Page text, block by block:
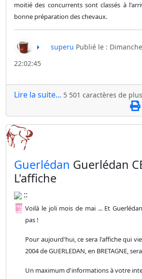
moitié des concurrents sont classés à
bonne préparation des chevaux.
superu Publié le :
22:02:45
Lire la suite... 5 501 caractères de plus
​Guerlédan Guerlédan
L'affiche
::
Voilà le joli mois de mai ... Et
pas !
Pour aujourd'hui, ce sera l'affiche qui
2004 de GUERLEDAN, en BRETAGNE,
Un maximum d'informations à votre